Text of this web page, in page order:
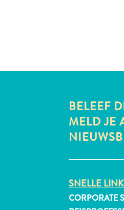
BELEEF
MELD JE
SNELLE
CORPORATE